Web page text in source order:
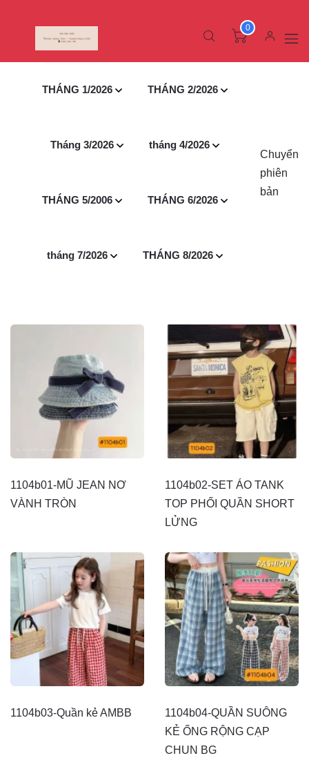
0
THÁNG 1/2026 THÁNG 2/2026
Tháng 3/2026 tháng 4/2026
THÁNG 5/2006 THÁNG 6/2026
tháng 7/2026 THÁNG 8/2026
Chuyển
phiên
bản
1104b01-MŨ JEAN NƠ
VÀNH TRÒN
1104b02-SET ÁO TANK
TOP PHỐI QUẦN SHORT
LỬNG
1104b03-Quần kẻ AMBB
1104b04-QUẦN SUÔNG
KẺ ỐNG RỘNG CẠP
CHUN BG